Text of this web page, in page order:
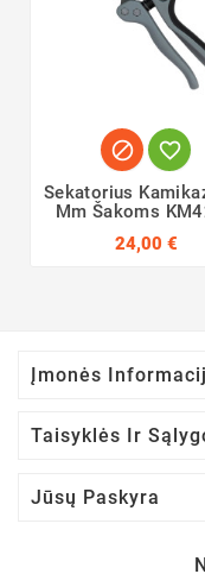
 
Sekatorius
Mm Šakoms
24,00 €
Įmonės
Taisyklės Ir
Jūsų Paskyra